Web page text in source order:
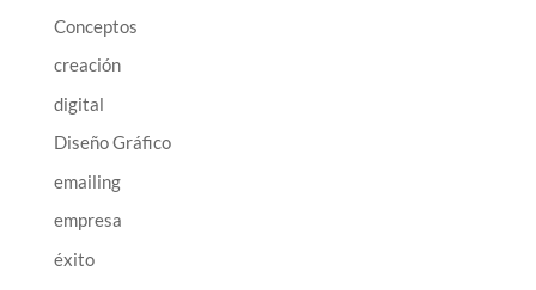
Conceptos
creación
digital
Diseño Gráfico
emailing
empresa
éxito